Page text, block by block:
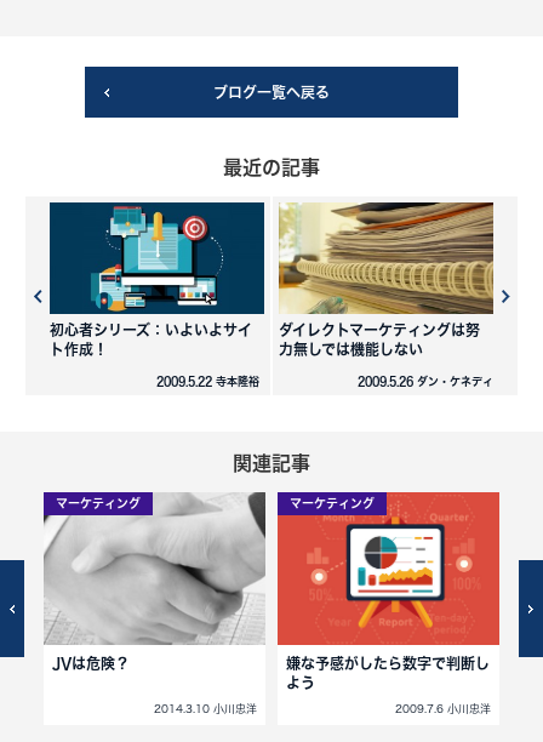
ブログ一覧へ戻る
最近の記事
初心者シリーズ：いよいよサイ
ト作成！
2009.5.22 寺本隆裕
ダイレクトマーケティングは努
力無しでは機能しない
2009.5.26 ダン・ケネディ
関連記事
マーケティング
JVは危険？
2014.3.10 小川忠洋
マーケティング
嫌な予感がしたら数字で判断し
よう
2009.7.6 小川忠洋